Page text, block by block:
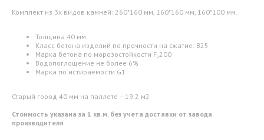
Комплект из 3х видов камней: 260*160 мм, 160*160 мм, 160*100 мм.
Толщина 40 мм
Класс бетона изделий по прочности на сжатие: В25
Марка бетона по морозостойкости F₂200
Водопоглощение не более 6%
Марка по истираемости G1
Старый город 40 мм на паллете – 19.2 м2
Стоимость указана за 1 кв.м. без учета доставки от завода
производителя